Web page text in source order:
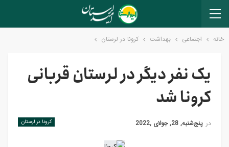
خانه اجتماعی بهداشت کرونا در لرستان
یک نفر دیگر در لرستان قربانی
کرونا شد
کرونا در لرستان در پنج‌شنبه, 28, جولای ,2022